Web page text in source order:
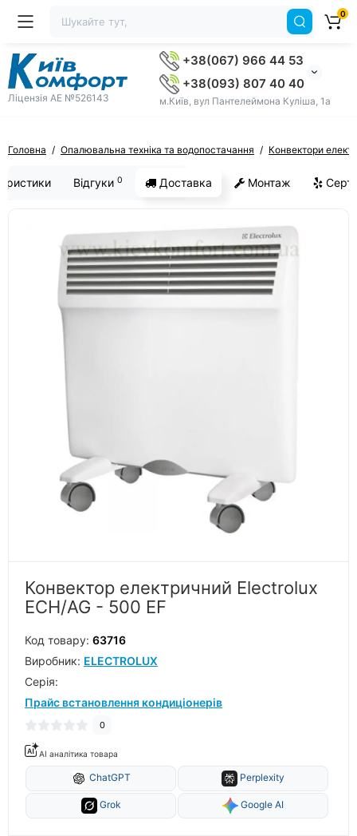
Ліцензія AE №526143
+38(067) 966 44 53
+38(093) 807 40 40
м.Київ, вул Пантелеймона Куліша, 1а
0
Головна Опалювальна техніка та водопостачання Конвектори
Відгуки 0 Доставка Монтаж
Конвектор електричний Electrolux
ECH/AG - 500 EF
Код товару: 63716
Виробник: ELECTROLUX
Серiя:
Прайс встановлення кондиціонерів
0
AI аналітика товара
ChatGPT Perplexity
Grok Google AI